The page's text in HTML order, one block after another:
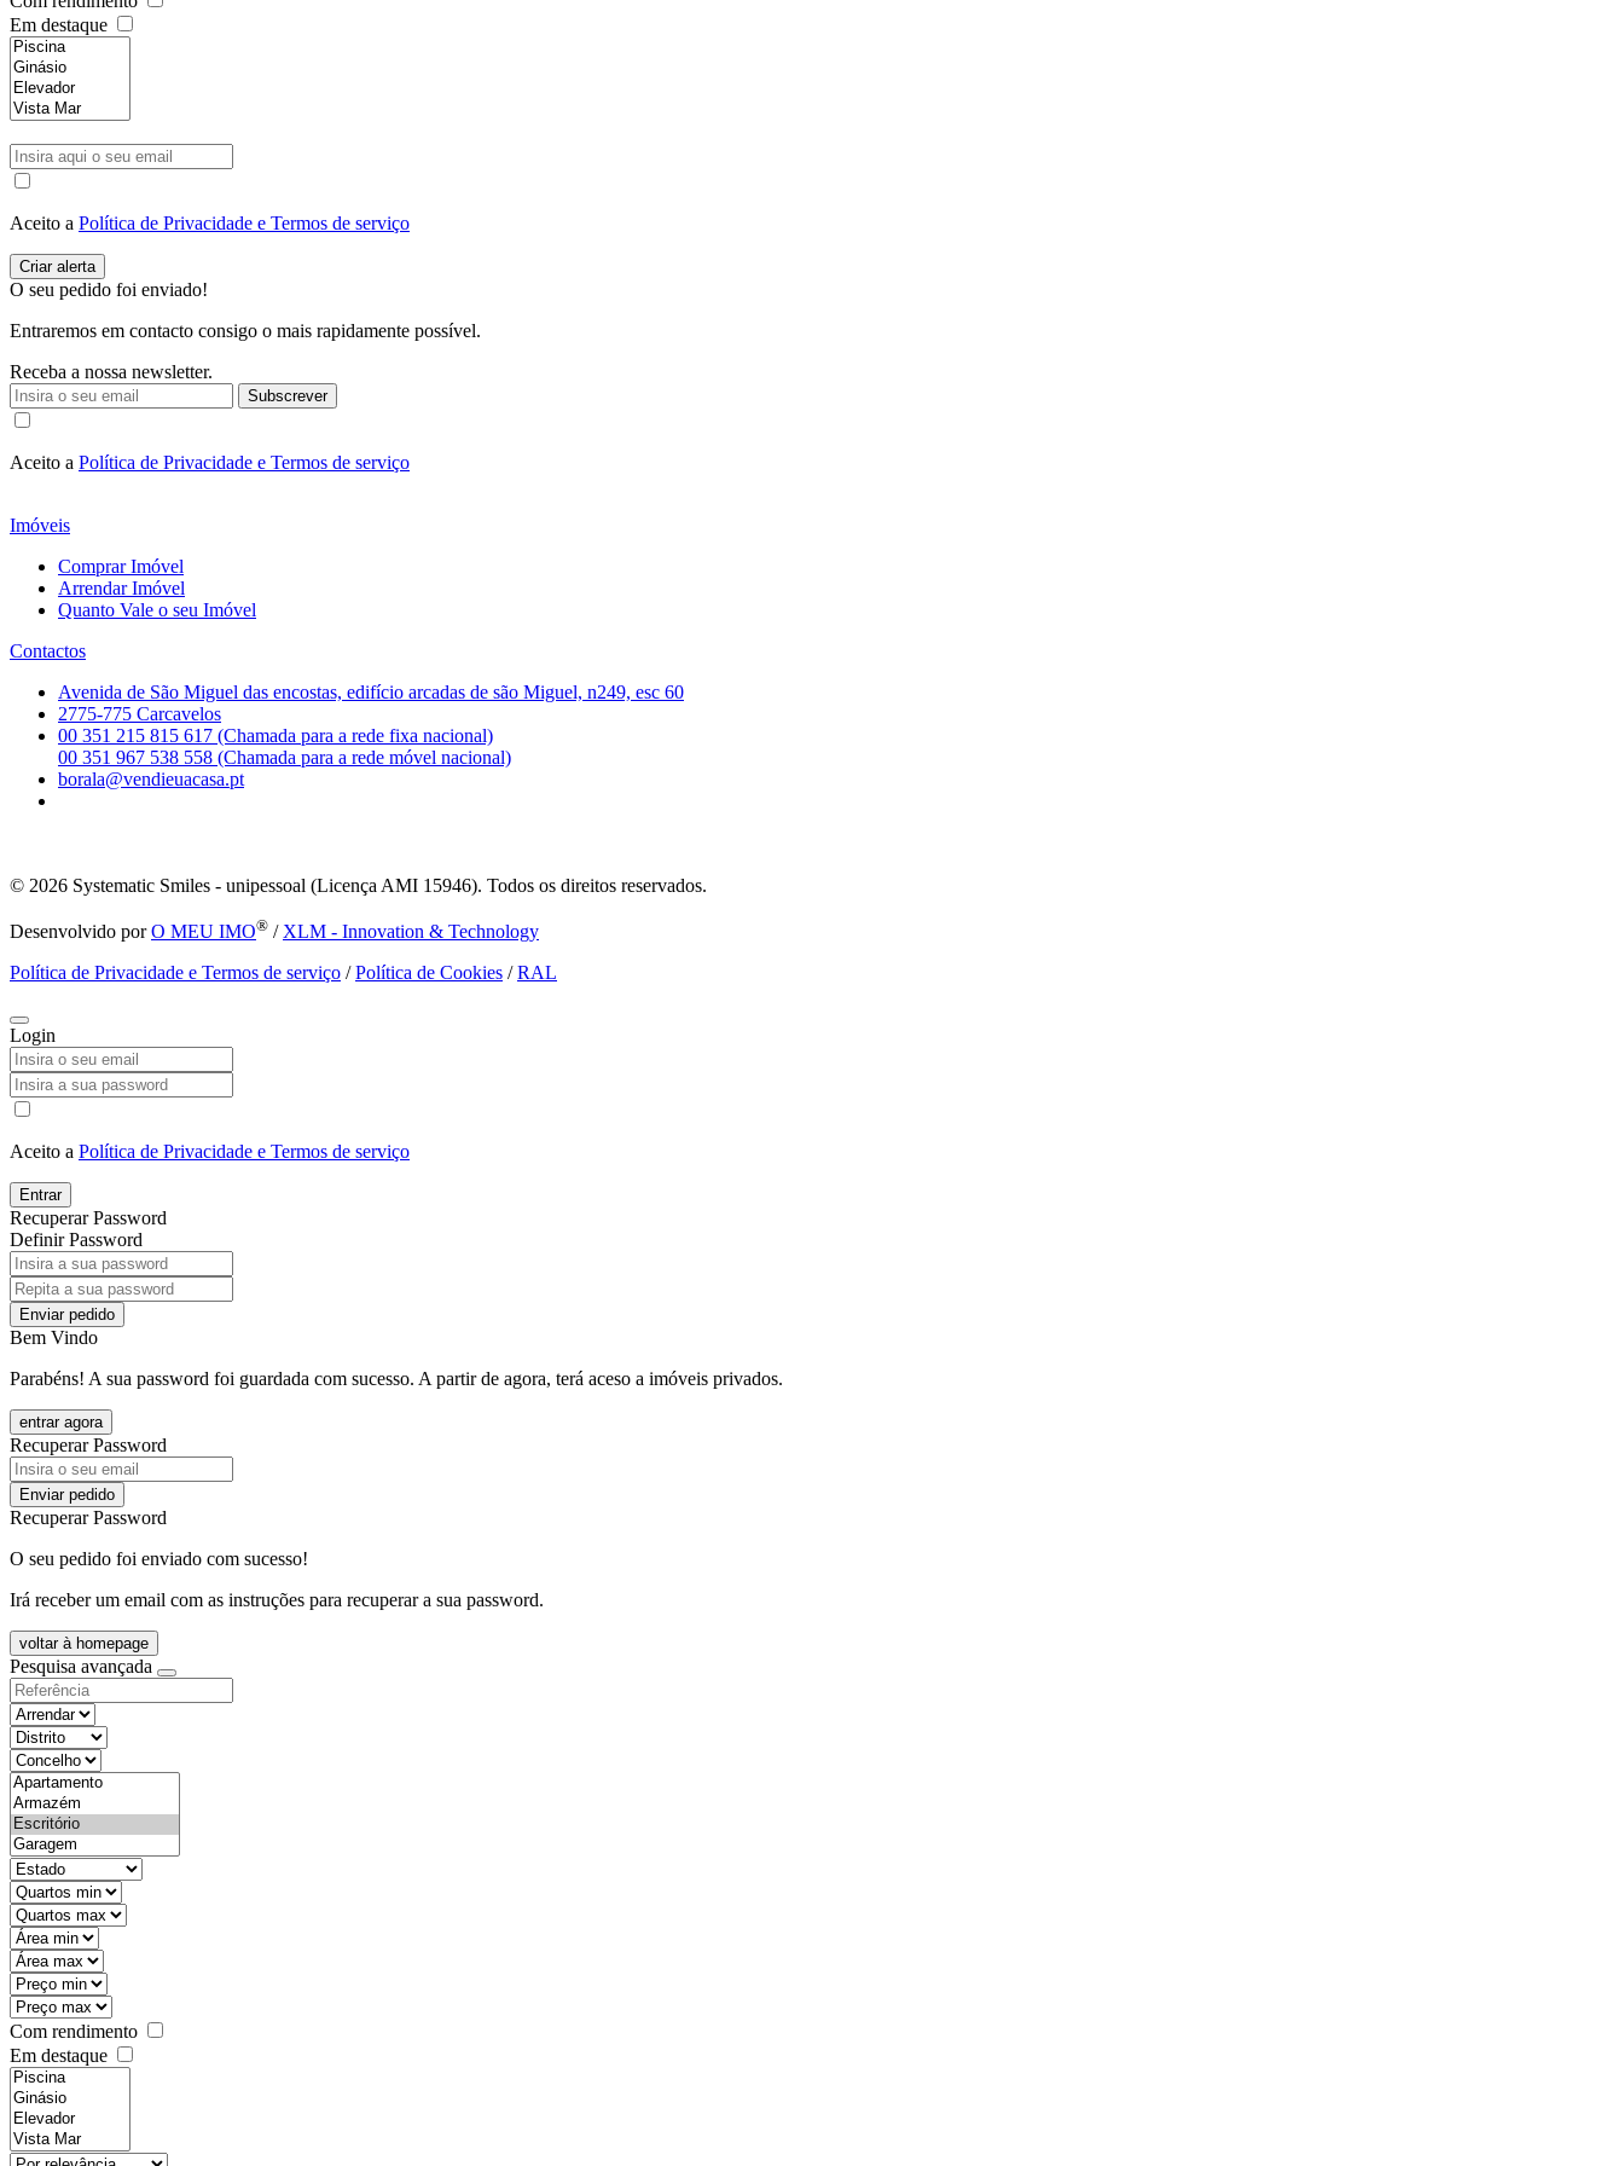
Em destaque
Aceito a Política de Privacidade e Termos de serviço
O seu pedido foi enviado!
Entraremos em contacto consigo o mais rapidamente possível.
Receba a nossa newsletter.
Subscrever
Aceito a Política de Privacidade e Termos de serviço
Imóveis
Comprar Imóvel
Arrendar Imóvel
Quanto Vale o seu Imóvel
Contactos
Avenida de São Miguel das encostas, edifício arcadas de são Miguel, n249, esc 60
2775-775 Carcavelos
00 351 215 815 617 (Chamada para a rede fixa nacional)
00 351 967 538 558 (Chamada para a rede móvel nacional)
borala@vendieuacasa.pt
© 2026 Systematic Smiles - unipessoal (Licença AMI 15946). Todos os direitos reservados.
Desenvolvido porO MEU IMO® / XLM - Innovation & Technology
Política de Privacidade e Termos de serviço /Política de Cookies /RAL
Login
Aceito a Política de Privacidade e Termos de serviço
Entrar
Recuperar Password
Definir Password
Enviar pedido
Bem Vindo
Parabéns! A sua password foi guardada com sucesso. A partir de agora, terá aceso a imóveis privados.
entrar agora
Recuperar Password
Enviar pedido
Recuperar Password
O seu pedido foi enviado com sucesso!
Irá receber um email com as instruções para recuperar a sua password.
voltar à homepage
Pesquisa avançada
objective
districtId
countyId
types
state
mintypo
maxtypo
minarea
maxarea
minprice
maxprice
Com rendimento
Em destaque
features